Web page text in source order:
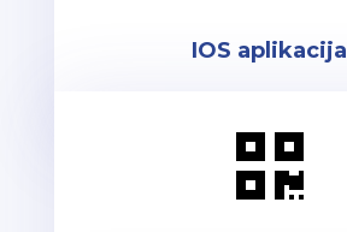
IOS aplikacija
